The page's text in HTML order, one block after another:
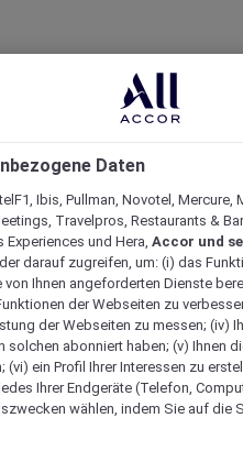
Daten
Ibis, Pullman, Novotel, Mercure,
Travelpros, Restaurants &
und Hera, Accor und
darauf zugreifen, um: (i) das
von Ihnen angeforderten Dienste
der Webseiten zu
der Webseiten zu messen; (iv)
solchen abonniert haben; (v) Ihnen
ein Profil Ihrer Interessen zu
Ihrer Endgeräte (Telefon,
wählen, indem Sie auf die